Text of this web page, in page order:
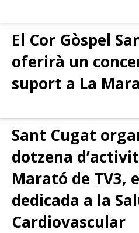
El Cor Gòspel
oferirà un
suport a La
Sant Cugat
dotzena
Marató de TV3,
dedicada a la
Cardiovascular